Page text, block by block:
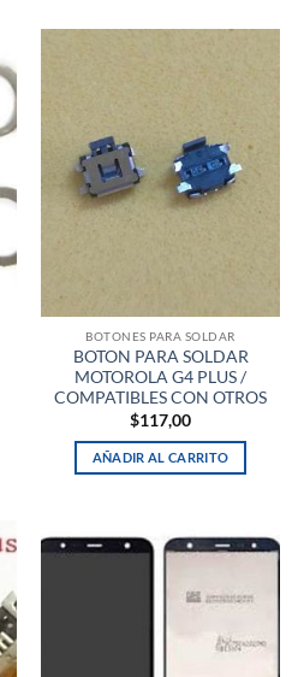
BOTONES PARA SOLDAR
BOTON PARA SOLDAR
MOTOROLA G4 PLUS /
COMPATIBLES CON OTROS
$117,00
AÑADIR AL CARRITO